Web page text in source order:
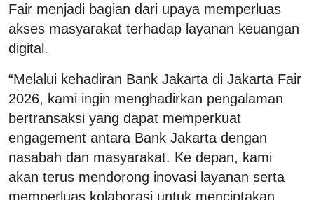
Fair menjadi bagian dari upaya memperluas
akses masyarakat terhadap layanan keuangan
digital.
“Melalui kehadiran Bank Jakarta di Jakarta Fair
2026, kami ingin menghadirkan pengalaman
bertransaksi yang dapat memperkuat
engagement antara Bank Jakarta dengan
nasabah dan masyarakat. Ke depan, kami
akan terus mendorong inovasi layanan serta
memperluas kolaborasi untuk menciptakan